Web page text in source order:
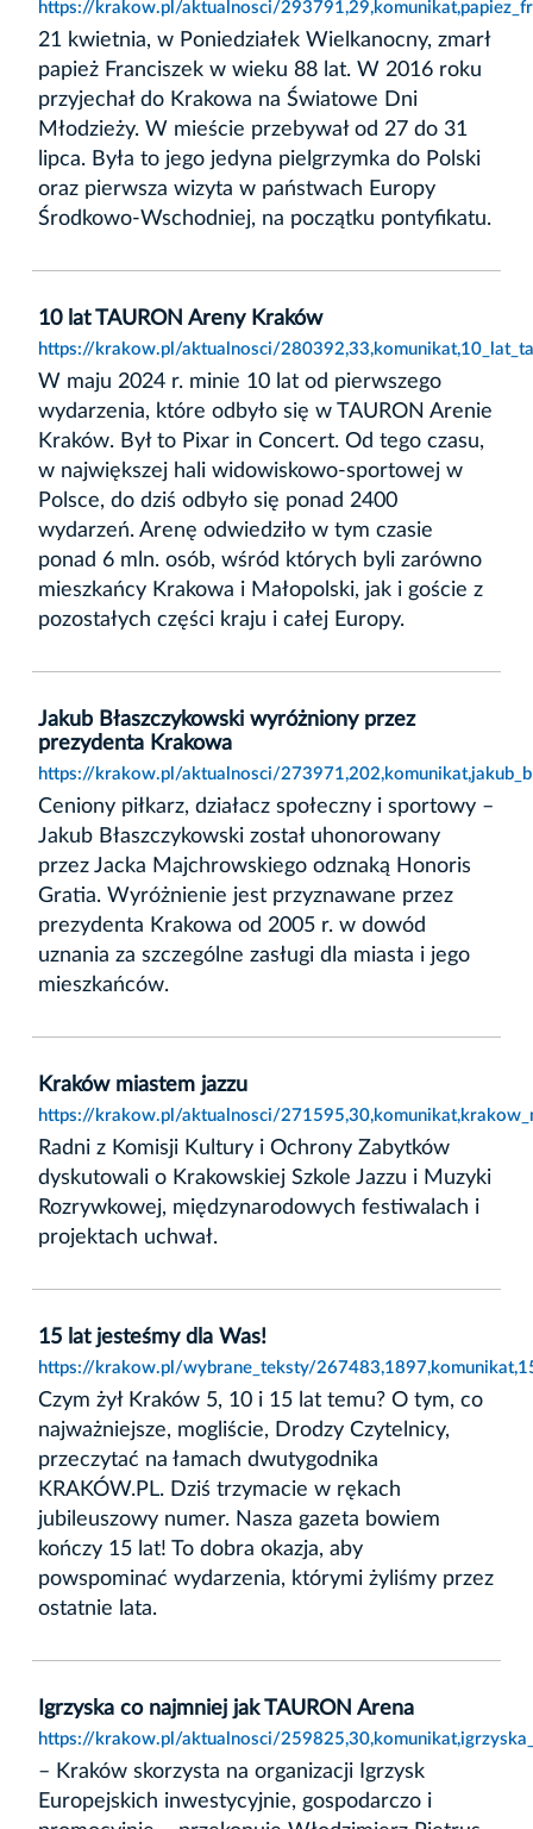
https://krakow.pl/aktualnosci/
21 kwietnia, w Poniedziałek Wielkanocny, zmarł
papież Franciszek w wieku 88 lat. W 2016 roku
przyjechał do Krakowa na Światowe Dni
Młodzieży. W mieście przebywał od 27 do 31
lipca. Była to jego jedyna pielgrzymka do Polski
oraz pierwsza wizyta w państwach Europy
Środkowo-Wschodniej, na początku pontyfikatu.
10 lat TAURON Areny Kraków
https://krakow.pl/aktualnosci/
W maju 2024 r. minie 10 lat od pierwszego
wydarzenia, które odbyło się w TAURON Arenie
Kraków. Był to Pixar in Concert. Od tego czasu,
w największej hali widowiskowo-sportowej w
Polsce, do dziś odbyło się ponad 2400
wydarzeń. Arenę odwiedziło w tym czasie
ponad 6 mln. osób, wśród których byli zarówno
mieszkańcy Krakowa i Małopolski, jak i goście z
pozostałych części kraju i całej Europy.
Jakub Błaszczykowski wyróżniony przez
prezydenta Krakowa
https://krakow.pl/aktualnosci/
Ceniony piłkarz, działacz społeczny i sportowy –
Jakub Błaszczykowski został uhonorowany
przez Jacka Majchrowskiego odznaką Honoris
Gratia. Wyróżnienie jest przyznawane przez
prezydenta Krakowa od 2005 r. w dowód
uznania za szczególne zasługi dla miasta i jego
mieszkańców.
Kraków miastem jazzu
https://krakow.pl/aktualnosci/
Radni z Komisji Kultury i Ochrony Zabytków
dyskutowali o Krakowskiej Szkole Jazzu i Muzyki
Rozrywkowej, międzynarodowych festiwalach i
projektach uchwał.
15 lat jesteśmy dla Was!
https://krakow.pl/wybrane_teksty/
Czym żył Kraków 5, 10 i 15 lat temu? O tym, co
najważniejsze, mogliście, Drodzy Czytelnicy,
przeczytać na łamach dwutygodnika
KRAKÓW.PL. Dziś trzymacie w rękach
jubileuszowy numer. Nasza gazeta bowiem
kończy 15 lat! To dobra okazja, aby
powspominać wydarzenia, którymi żyliśmy przez
ostatnie lata.
Igrzyska co najmniej jak TAURON Arena
https://krakow.pl/aktualnosci/
– Kraków skorzysta na organizacji Igrzysk
Europejskich inwestycyjnie, gospodarczo i